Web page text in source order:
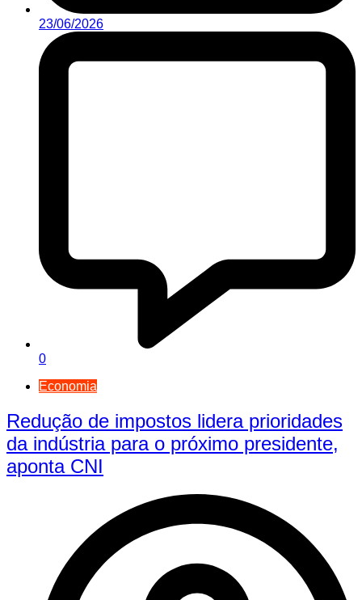
23/06/2026
0
Economia
Redução de impostos lidera prioridades
da indústria para o próximo presidente,
aponta CNI